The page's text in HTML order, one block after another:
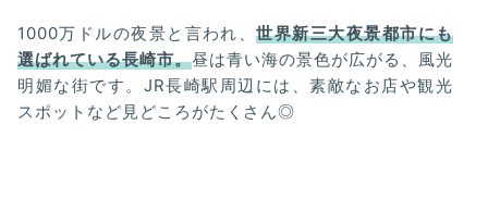
1000万ドルの夜景と言われ、世界新三大夜景都市にも
選ばれている長崎市。昼は青い海の景色が広がる、風光
明媚な街です。JR長崎駅周辺には、素敵なお店や観光
スポットなど見どころがたくさん◎